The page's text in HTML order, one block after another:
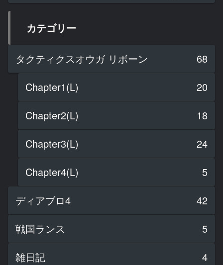
カテゴリー
タクティクスオウガ リボーン
68
Chapter1(L)
20
Chapter2(L)
18
Chapter3(L)
24
Chapter4(L)
5
ディアブロ4
42
戦国ランス
5
雑日記
4